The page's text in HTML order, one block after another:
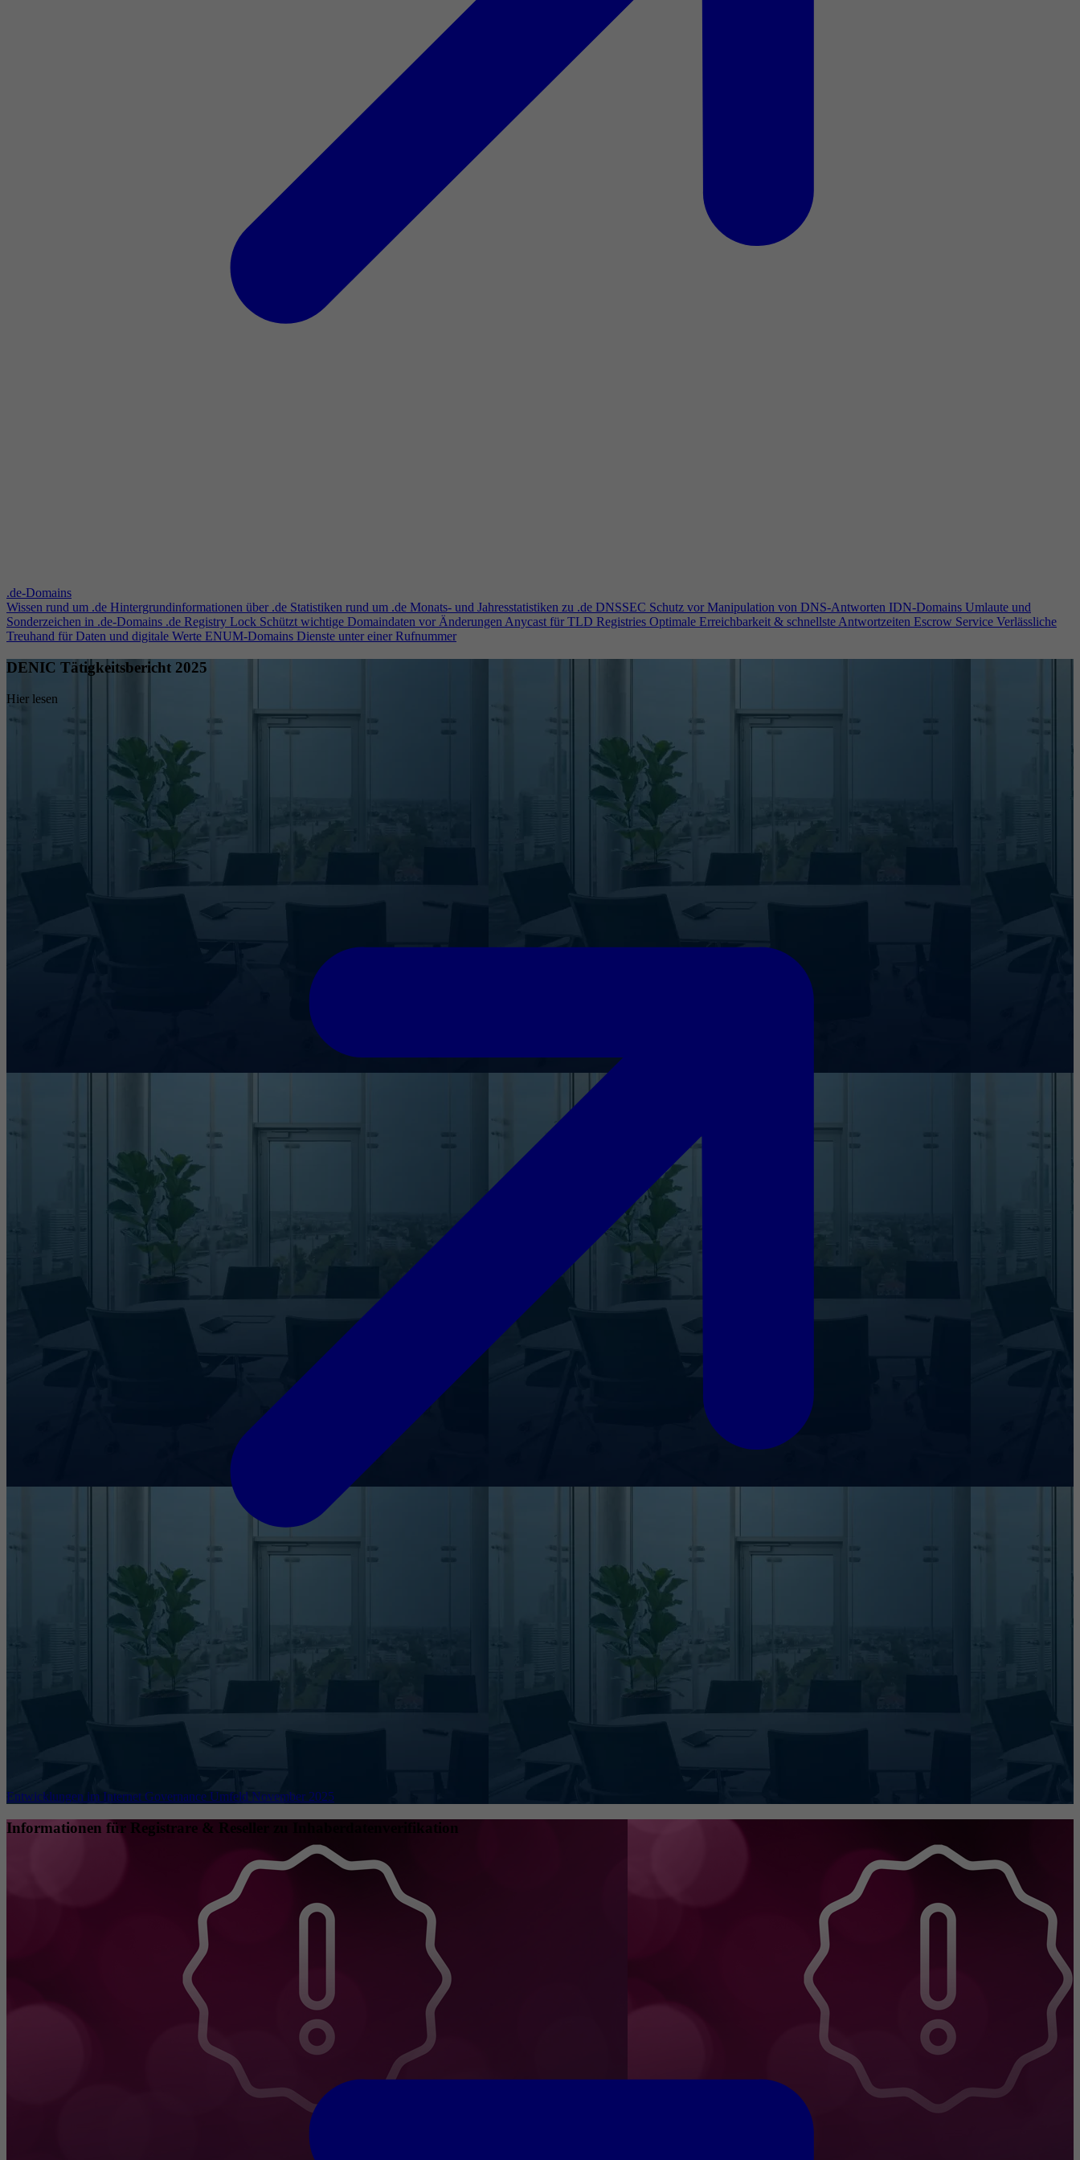
.de-Domains
Wissen rund um .de Hintergrundinformationen über .de Statistiken rund um .de Monats- und Jahresstatistiken zu .de DNSSEC Schutz vor Manipulation von DNS-Antworten IDN-Domains Umlaute und
Sonderzeichen in .de-Domains .de Registry Lock Schützt wichtige Domaindaten vor ÄnderungenAnycast für TLD Registries Optimale Erreichbarkeit & schnellste Antwortzeiten Escrow Service Verlässliche
Treuhand für Daten und digitale Werte ENUM-Domains Dienste unter einer Rufnummer
DENIC Tätigkeitsbericht 2025
Hier lesen
Entwicklungen im Internet Governance Umfeld November 2025
Informationen für Registrare & Reseller zu Inhaberdatenverifikation